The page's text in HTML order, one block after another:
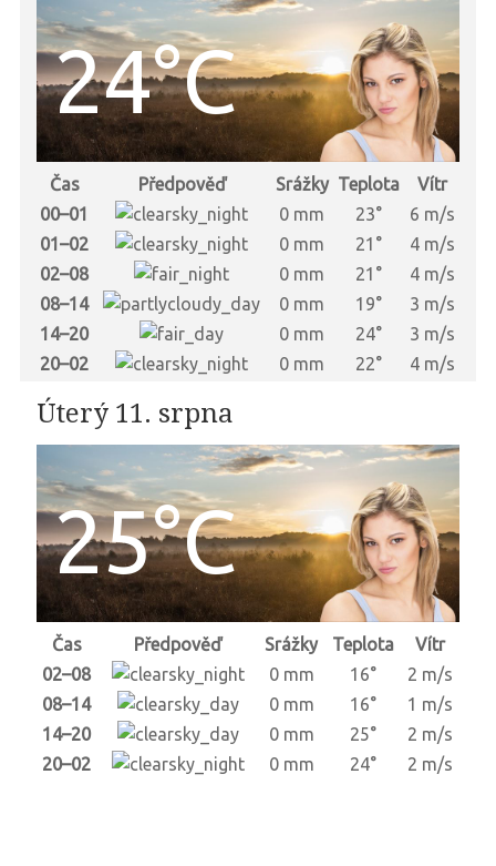
24°C
Čas Předpověď Srážky Teplota
Vítr
00–01
0 mm 23°
6 m/s
01–02
0 mm 21°
4 m/s
02–08
0 mm 21°
4 m/s
08–14
0 mm 19°
3 m/s
14–20
0 mm 24°
3 m/s
20–02
0 mm 22° 4 m/s
Úterý 11. srpna
25°C
Čas Předpověď Srážky Teplota
Vítr
02–08
0 mm 16°
2 m/s
08–14
0 mm 16°
1 m/s
14–20
0 mm 25°
2 m/s
20–02
0 mm 24° 2 m/s